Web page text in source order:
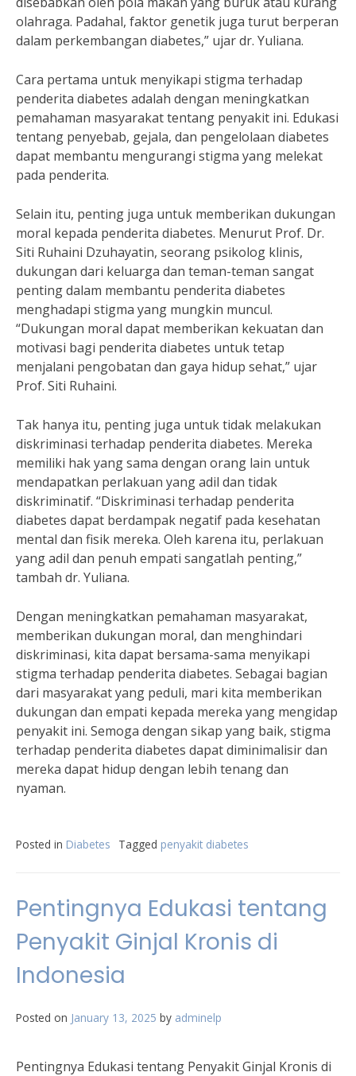
olahraga. Padahal, faktor genetik juga turut berperan
dalam perkembangan diabetes,” ujar dr. Yuliana.
Cara pertama untuk menyikapi stigma terhadap
penderita diabetes adalah dengan meningkatkan
pemahaman masyarakat tentang penyakit ini. Edukasi
tentang penyebab, gejala, dan pengelolaan diabetes
dapat membantu mengurangi stigma yang melekat
pada penderita.
Selain itu, penting juga untuk memberikan dukungan
moral kepada penderita diabetes. Menurut Prof. Dr.
Siti Ruhaini Dzuhayatin, seorang psikolog klinis,
dukungan dari keluarga dan teman-teman sangat
penting dalam membantu penderita diabetes
menghadapi stigma yang mungkin muncul.
“Dukungan moral dapat memberikan kekuatan dan
motivasi bagi penderita diabetes untuk tetap
menjalani pengobatan dan gaya hidup sehat,” ujar
Prof. Siti Ruhaini.
Tak hanya itu, penting juga untuk tidak melakukan
diskriminasi terhadap penderita diabetes. Mereka
memiliki hak yang sama dengan orang lain untuk
mendapatkan perlakuan yang adil dan tidak
diskriminatif. “Diskriminasi terhadap penderita
diabetes dapat berdampak negatif pada kesehatan
mental dan fisik mereka. Oleh karena itu, perlakuan
yang adil dan penuh empati sangatlah penting,”
tambah dr. Yuliana.
Dengan meningkatkan pemahaman masyarakat,
memberikan dukungan moral, dan menghindari
diskriminasi, kita dapat bersama-sama menyikapi
stigma terhadap penderita diabetes. Sebagai bagian
dari masyarakat yang peduli, mari kita memberikan
dukungan dan empati kepada mereka yang mengidap
penyakit ini. Semoga dengan sikap yang baik, stigma
terhadap penderita diabetes dapat diminimalisir dan
mereka dapat hidup dengan lebih tenang dan
nyaman.
Posted in Diabetes Tagged penyakit diabetes
Pentingnya Edukasi tentang
Penyakit Ginjal Kronis di
Indonesia
Posted on January 13, 2025 by adminelp
Pentingnya Edukasi tentang Penyakit Ginjal Kronis di